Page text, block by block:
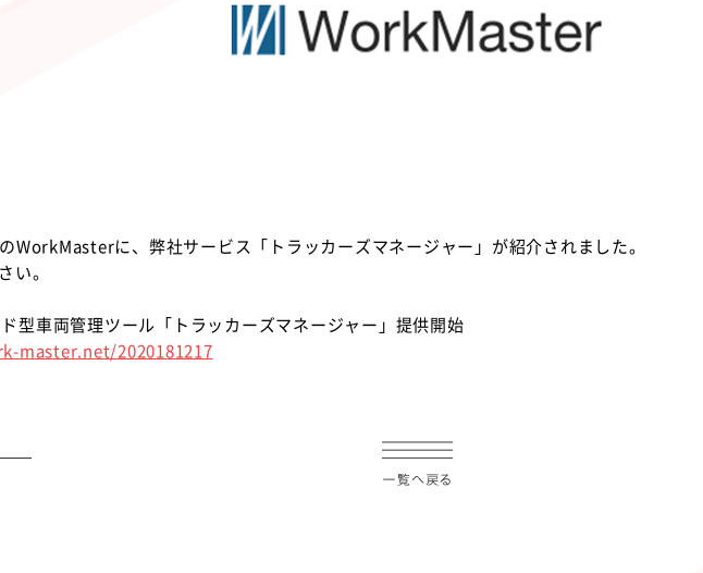
WorkMasterに、弊社サービス「トラッカーズマネージャー」が紹介されました。
い。
型車両管理ツール「トラッカーズマネージャー」提供開始
master.net/2020181217